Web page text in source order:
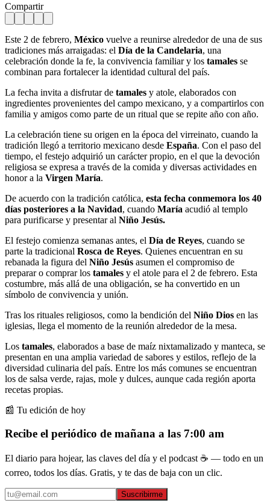
Compartir
Este 2 de febrero, México vuelve a reunirse alrededor de una de sus
tradiciones más arraigadas: el Día de la Candelaria, una
celebración donde la fe, la convivencia familiar y los tamales se
combinan para fortalecer la identidad cultural del país.
La fecha invita a disfrutar de tamales y atole, elaborados con
ingredientes provenientes del campo mexicano, y a compartirlos con
familia y amigos como parte de un ritual que se repite año con año.
La celebración tiene su origen en la época del virreinato, cuando la
tradición llegó a territorio mexicano desde España. Con el paso del
tiempo, el festejo adquirió un carácter propio, en el que la devoción
religiosa se expresa a través de la comida y diversas actividades en
honor a la Virgen María.
De acuerdo con la tradición católica, esta fecha conmemora los 40
días posteriores a la Navidad, cuando María acudió al templo
para purificarse y presentar al Niño Jesús.
El festejo comienza semanas antes, el Día de Reyes, cuando se
parte la tradicional Rosca de Reyes. Quienes encuentran en su
rebanada la figura del Niño Jesús asumen el compromiso de
preparar o comprar los tamales y el atole para el 2 de febrero. Esta
costumbre, más allá de una obligación, se ha convertido en un
símbolo de convivencia y unión.
Tras los rituales religiosos, como la bendición del Niño Dios en las
iglesias, llega el momento de la reunión alrededor de la mesa.
Los tamales, elaborados a base de maíz nixtamalizado y manteca, se
presentan en una amplia variedad de sabores y estilos, reflejo de la
diversidad culinaria del país. Entre los más comunes se encuentran
los de salsa verde, rajas, mole y dulces, aunque cada región aporta
recetas propias.
📰 Tu edición de hoy
Recibe el periódico de mañana a las 7:00 am
El diario para hojear, las claves del día y el podcast ☕ — todo en un
correo, todos los días. Gratis, y te das de baja con un clic.
Suscribirme